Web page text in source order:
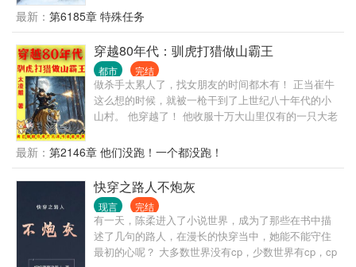
死！
最新： 第6185章 特殊任务
穿越80年代：驯虎打猎做山霸王
都市 完结
做杀手太累人了，找女朋友的时间都木有！ 正当崔牛
这么想的时候，就被一枪干到了上世纪八十年代的小
山村。 他穿越了！ 他收服十万大山里仅有的一只大老
衣做饭料理家务，让他舒舒服服。 伶俐可爱的小姨
子，为他到处跑腿刺探情报。 天不怕地不怕的小舅
子，做他的跟班上山打狼下河擒鳄！ 原身崔牛，是个
软蛋，在村里受尽欺负。 现在，只有崔牛欺负别人的
份。 老子不单单要做猎人，还要做山霸王！ 我的地盘
我做主，不是我的地盘，就把它变成我的地盘！ 十万
大山，慢慢成为崔牛的私家猎场！ 他打猎的名声，都
传海外去了。 俄：“我们这边黑熊泛滥啊，上百万只都
最新： 第2146章 他们没跑！一个都没跑！
快穿之路人不炮灰
现言 完结
有一天，陈柔进入了小说世界，成为了那些在书中描
述了几句的路人，在漫长的快穿当中，她能不能守住
最初的心呢？ 大多数世界没有cp，少数世界有cp，cp